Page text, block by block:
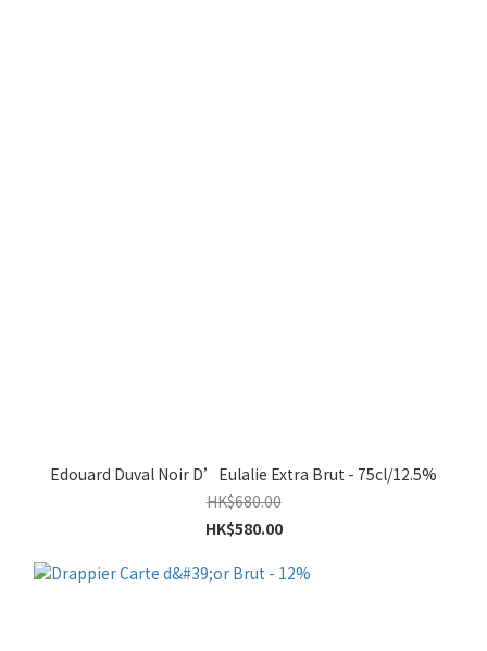
Edouard Duval Noir D’Eulalie Extra Brut - 75cl/12.5%
HK$680.00
HK$580.00